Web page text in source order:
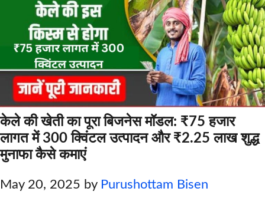
केले की खेती का पूरा बिजनेस मॉडल: ₹75 हजार
लागत में 300 क्विंटल उत्पादन और ₹2.25 लाख शुद्ध
मुनाफा कैसे कमाएं
May 20, 2025 by Purushottam Bisen